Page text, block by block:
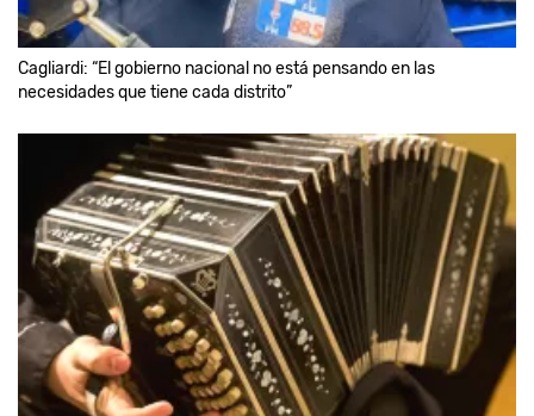
Cagliardi: “El gobierno nacional no está pensando en las
necesidades que tiene cada distrito”